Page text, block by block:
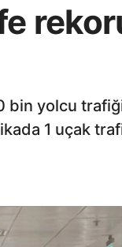
bin yolcu
1 uçak